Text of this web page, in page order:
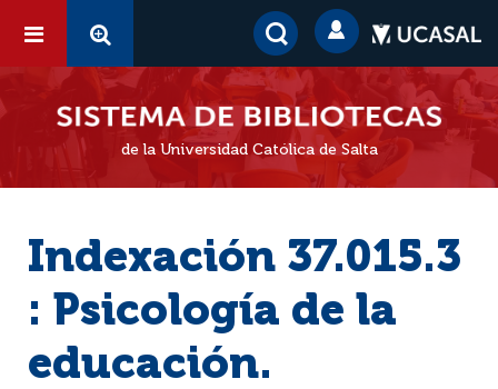
de la Universidad Católica de Salta
Indexación 37.015.3
: Psicología de la
educación.